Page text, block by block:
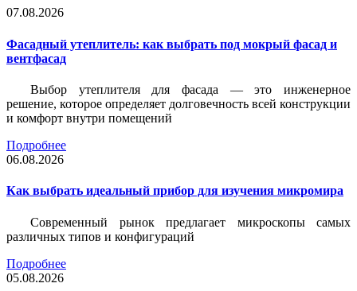
07.08.2026
Фасадный утеплитель: как выбрать под мокрый фасад и
вентфасад
Выбор утеплителя для фасада — это инженерное
решение, которое определяет долговечность всей конструкции
и комфорт внутри помещений
Подробнее
06.08.2026
Как выбрать идеальный прибор для изучения микромира
Современный рынок предлагает микроскопы самых
различных типов и конфигураций
Подробнее
05.08.2026